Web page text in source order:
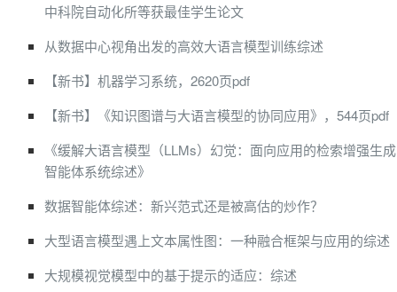
中科院自动化所等获最佳学生论文
从数据中心视角出发的高效大语言模型训练综述
【新书】机器学习系统，2620页pdf
【新书】《知识图谱与大语言模型的协同应用》，544页pdf
《缓解大语言模型（LLMs）幻觉：面向应用的检索增强生
智能体系统综述》
数据智能体综述：新兴范式还是被高估的炒作？
大型语言模型遇上文本属性图：一种融合框架与应用的综述
大规模视觉模型中的基于提示的适应：综述